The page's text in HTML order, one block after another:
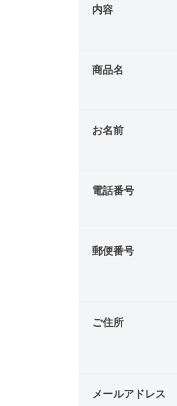
内容
商品名
お名前
電話番号
郵便番号
ご住所
メールアドレス